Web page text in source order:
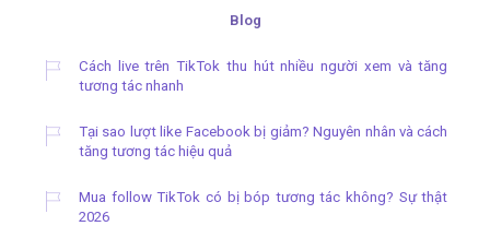
Blog
Cách live trên TikTok thu hút nhiều người xem và tăng
tương tác nhanh
Tại sao lượt like Facebook bị giảm? Nguyên nhân và cách
tăng tương tác hiệu quả
Mua follow TikTok có bị bóp tương tác không? Sự thật
2026